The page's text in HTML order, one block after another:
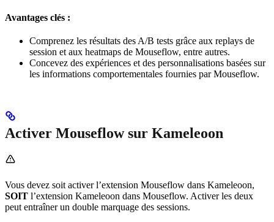
Avantages clés :
Comprenez les résultats des A/B tests grâce aux replays de
session et aux heatmaps de Mouseflow, entre autres.
Concevez des expériences et des personnalisations basées sur
les informations comportementales fournies par Mouseflow.
Activer Mouseflow sur Kameleoon
Vous devez soit activer l’extension Mouseflow dans Kameleoon,
SOIT l’extension Kameleoon dans Mouseflow. Activer les deux
peut entraîner un double marquage des sessions.